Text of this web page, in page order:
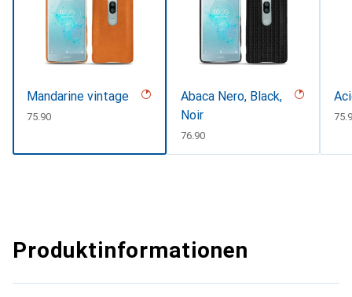
Mandarine vintage
CHF
75.90
Abaca Nero, Black,
Noir
CHF
76.90
Produktinformationen